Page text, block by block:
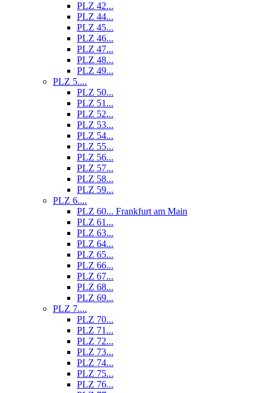
PLZ 42...
PLZ 44...
PLZ 45...
PLZ 46...
PLZ 47...
PLZ 48...
PLZ 49...
PLZ 5....
PLZ 50...
PLZ 51...
PLZ 52...
PLZ 53...
PLZ 54...
PLZ 55...
PLZ 56...
PLZ 57...
PLZ 58...
PLZ 59...
PLZ 6....
PLZ 60... Frankfurt am Main
PLZ 61...
PLZ 63...
PLZ 64...
PLZ 65...
PLZ 66...
PLZ 67...
PLZ 68...
PLZ 69...
PLZ 7....
PLZ 70...
PLZ 71...
PLZ 72...
PLZ 73...
PLZ 74...
PLZ 75...
PLZ 76...